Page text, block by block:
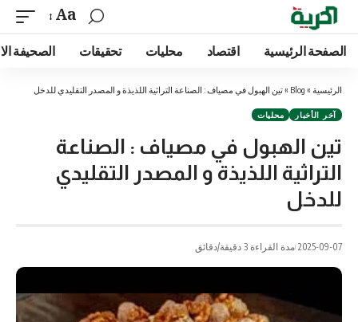
Aa
الصفحة الرئيسية اقتصاد محليات تحقيقات الصحيفة
الرئيسية »
Blog
»تين الهبول في مصياف : الصناعة التراثية اللذيذة و المصدر التقليدي للدخل
آخر الأخبار محليات
تين الهبول في مصياف : الصناعة
التراثية اللذيذة و المصدر التقليدي
للدخل
2025-09-07 مدة القراءة 3 دقيقة/دقائق